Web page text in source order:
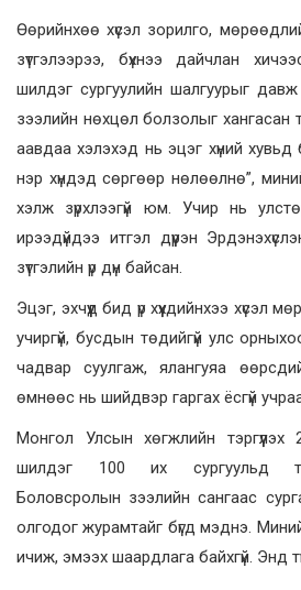
Өөрийнхөө хүсэл зорилго,
зүтгэлээрээ, бүхнээ дайчлан
шилдэг сургуулийн шалгуурыг
зээлийн нөхцөл болзолыг хангасан
аавдаа хэлэхэд нь эцэг хүний
нэр хүндэд сөргөөр нөлөөлнө”,
хэлж зүрхлээгүй юм. Учир нь
ирээдүйдээ итгэл дүүрэн
зүтгэлийн үр дүн байсан.
Эцэг, эхчүүд бид үр хүүхдийнхээ хүсэл
учиргүй, бусдын төдийгүй улс
чадвар суулгаж, ялангуяа
өмнөөс нь шийдвэр гаргах ёсгүй
Монгол Улсын хөгжлийн тэргүүлэх
шилдэг 100 их сургуульд
Боловсролын зээлийн сангаас
олгодог журамтайг бүгд мэднэ. Миний
ичиж, эмээх шаардлага байхгүй. Энд